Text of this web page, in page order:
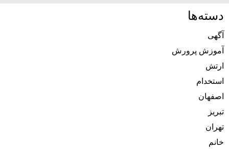
دسته‌ها
آگهی
آموزش پرورش
ارتش
استخدام
اصفهان
تبریز
تهران
خانم